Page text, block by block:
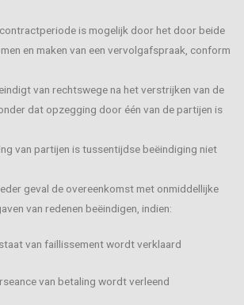
is mogelijk door het door beide
en maken van een vervolgafspraak, conform
van rechtswege na het verstrijken van de
dat opzegging door één van de partijen is
van partijen is tussentijdse beëindiging niet
geval de overeenkomst met onmiddellijke
van redenen beëindigen, indien:
van faillissement wordt verklaard
van betaling wordt verleend